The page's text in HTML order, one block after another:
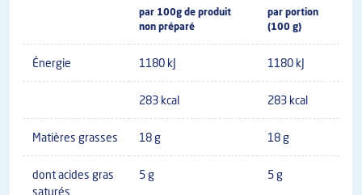
par 100g de produit
non préparé
par portion
(100 g)
Énergie 1180 kJ 1180 kJ
283 kcal 283 kcal
Matières grasses 18 g 18 g
dont acides gras
saturés
5 g 5 g